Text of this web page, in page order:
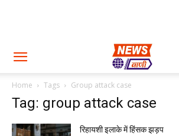
Home Tags Group attack case
Tag: group attack case
रिहायशी इलाके में हिंसक झड़प